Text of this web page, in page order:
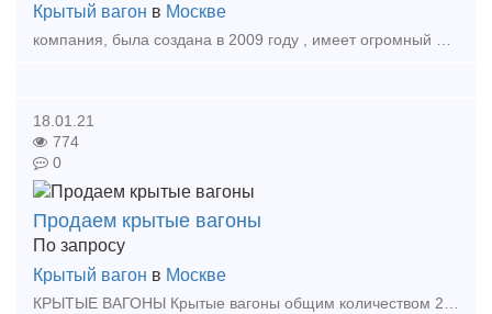
Крытый вагон в Москве
компания, была создана в 2009 году , имеет огромный работы на рынке транспортной логистики и организует международные и внутренние перевозки
18.01.21
774
0
Продаем крытые вагоны
По запросу
Крытый вагон в Москве
КРЫТЫЕ ВАГОНЫ Крытые вагоны общим количеством 2 единицы, на условиях поставки EXW ст. Астана, территория АО АВРЗ. Модель 11-217 (120 м3, две двери, грузоподъемность 68 т) с двойным уширенн